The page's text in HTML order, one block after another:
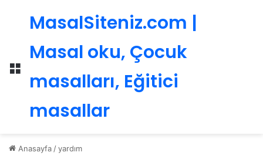
Menü
MasalSiteniz.com |
Masal oku, Çocuk
masalları, Eğitici
masallar
Anasayfa /yardım